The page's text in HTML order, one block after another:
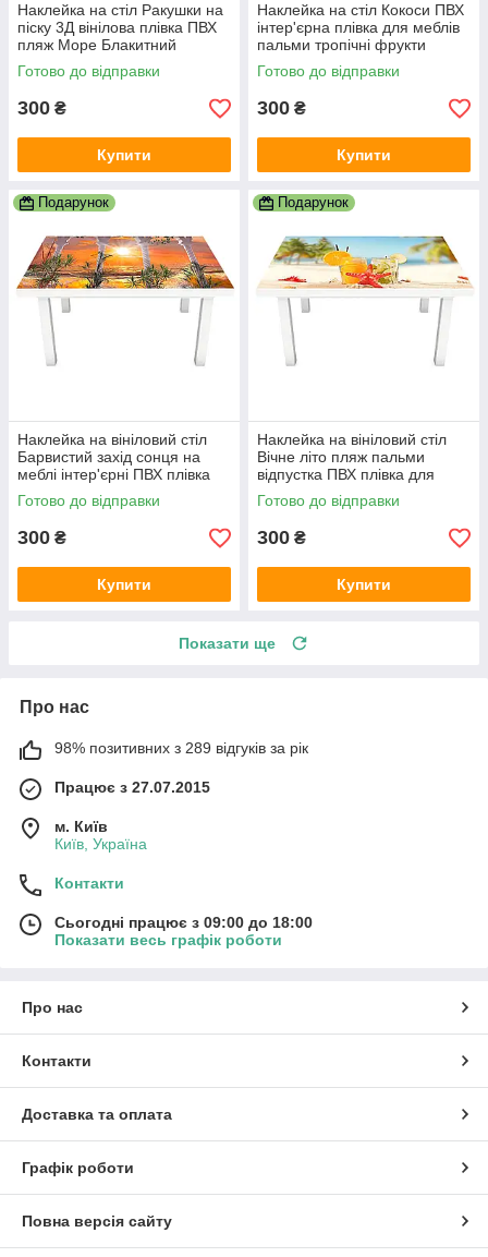
Наклейка на стіл Ракушки на
піску 3Д вінілова плівка ПВХ
пляж Море Блакитний
600х1200 мм
Готово до відправки
300 ₴
Купити
Наклейка на стіл Кокоси ПВХ
інтер'єрна плівка для меблів
пальми тропічні фрукти
блакитний 600х1200 мм
Готово до відправки
300 ₴
Купити
Подарунок
Наклейка на вініловий стіл
Барвистий захід сонця на
меблі інтер'єрні ПВХ плівка
колони море корабель
600х1200 мм
Готово до відправки
300 ₴
Купити
Подарунок
Наклейка на вініловий стіл
Вічне літо пляж пальми
відпустка ПВХ плівка для
меблів інтер'єрна 3D
600х1200 мм
Готово до відправки
300 ₴
Купити
Показати ще
Про нас
98% позитивних з 289 відгуків за рік
Працює з 27.07.2015
м. Київ
Київ, Україна
Контакти
Сьогодні працює з 09:00 до 18:00
Показати весь графік роботи
Про нас
Контакти
Доставка та оплата
Графік роботи
Повна версія сайту